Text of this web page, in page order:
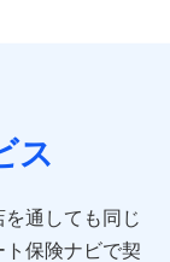
向けASPサー
ス
通しても同じ
保険ナビで契